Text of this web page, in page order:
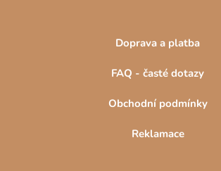
Doprava a platba
FAQ - časté dotazy
Obchodní podmínky
Reklamace